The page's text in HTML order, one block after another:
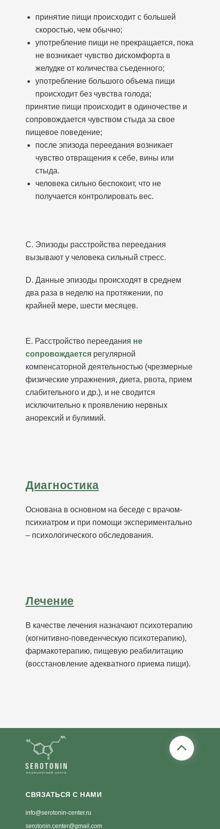
принятие пищи происходит с большей
скоростью, чем обычно;
употребление пищи не прекращается, пока
не возникает чувство дискомфорта в
желудке от количества съеденного;
употребление большого объема пищи
происходит без чувства голода;
принятие пищи происходит в одиночестве и
сопровождается чувством стыда за свое
пищевое поведение;
после эпизода переедания возникает
чувство отвращения к себе, вины или
стыда.
человека сильно беспокоит, что не
получается контролировать вес.
С. Эпизоды расстройства переедания
вызывают у человека сильный стресс.
D. Данные эпизоды происходят в среднем
два раза в неделю на протяжении, по
крайней мере, шести месяцев.
E. Расстройство переедания не
сопровождается регулярной
компенсаторной деятельностью (чрезмерные
физические упражнения, диета, рвота, прием
слабительного и др.), и не сводится
исключительно к проявлению нервных
анорексий и булимий.
Диагностика
Основана в основном на беседе с врачом-
психиатром и при помощи экспериментально
– психологического обследования.
Лечение
В качестве лечения назначают психотерапию
(когнитивно-поведенческую психотерапию),
фармакотерапию, пищевую реабилитацию
(восстановление адекватного приема пищи).
info@serotonin-center.ru
serotonin.center@gmail.com
СВЯЗАТЬСЯ С НАМИ